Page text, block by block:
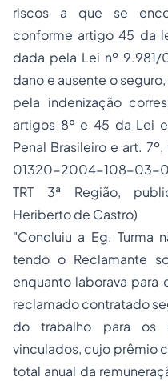
riscos a que se
conforme artigo 45 da
dada pela Lei nº
dano e ausente o
pela indenização
artigos 8º e 45 da Lei
Penal Brasileiro e art.
01320-2004-108-03-
TRT 3ª Região,
Heriberto de Castro)
"Concluiu a Eg. Turma
tendo o Reclamante
enquanto laborava para
reclamado contratado
do trabalho para os
vinculados, cujo prêmio
total anual da